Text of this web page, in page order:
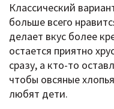
Классический
больше всего
делает вкус более
остается приятно
сразу, а кто-то
чтобы овсяные
любят дети.